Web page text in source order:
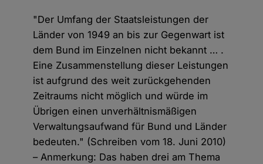
"Der Umfang der Staatsleistungen der
Länder von 1949 an bis zur Gegenwart ist
dem Bund im Einzelnen nicht bekannt … .
Eine Zusammenstellung dieser Leistungen
ist aufgrund des weit zurückgehenden
Zeitraums nicht möglich und würde im
Übrigen einen unverhältnismäßigen
Verwaltungsaufwand für Bund und Länder
bedeuten." (Schreiben vom 18. Juni 2010)
– Anmerkung: Das haben drei am Thema